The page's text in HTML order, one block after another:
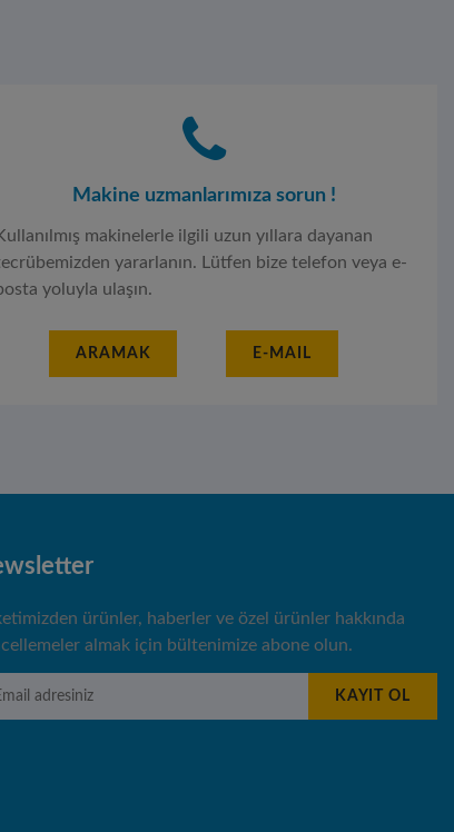
Makine uzmanlarımıza sorun !
makinelerle ilgili uzun yıllara dayanan
yararlanın. Lütfen bize telefon veya e-
yoluyla ulaşın.
ARAMAK E-MAIL
ürünler, haberler ve özel ürünler hakkında
almak için bültenimize abone olun.
adresiniz KAYIT OL